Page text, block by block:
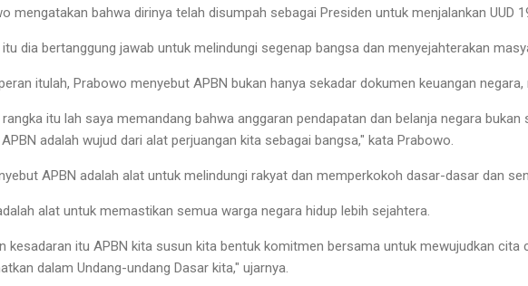
mengatakan bahwa dirinya telah disumpah sebagai Presiden untuk menjalankan UUD
dia bertanggung jawab untuk melindungi segenap bangsa dan menyejahterakan
itulah, Prabowo menyebut APBN bukan hanya sekadar dokumen keuangan negara,
rangka itu lah saya memandang bahwa anggaran pendapatan dan belanja negara bukan
adalah wujud dari alat perjuangan kita sebagai bangsa," kata Prabowo.
APBN adalah alat untuk melindungi rakyat dan memperkokoh dasar-dasar dan
alat untuk memastikan semua warga negara hidup lebih sejahtera.
kesadaran itu APBN kita susun kita bentuk komitmen bersama untuk mewujudkan cita
dalam Undang-undang Dasar kita," ujarnya.